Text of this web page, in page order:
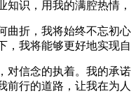
知识，用我的满腔热情
曲折，我将始终不忘初
，我将能够更好地实现
对信念的执着。我的承
行的道路，让我在为